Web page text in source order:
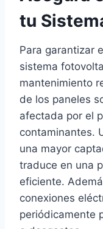
tu
Para garantizar
sistema
mantenimiento
de los paneles
afectada por el
contaminantes.
una mayor
traduce en una
eficiente.
conexiones
periódicamente